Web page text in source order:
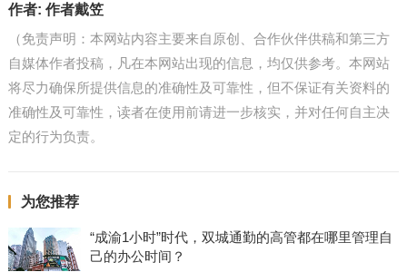
作者: 作者戴笠
（免责声明：本网站内容主要来自原创、合作伙伴供稿和第三方
自媒体作者投稿，凡在本网站出现的信息，均仅供参考。本网站
将尽力确保所提供信息的准确性及可靠性，但不保证有关资料的
准确性及可靠性，读者在使用前请进一步核实，并对任何自主决
定的行为负责。
为您推荐
“成渝1小时”时代，双城通勤的高管都在哪里管理自
己的办公时间？